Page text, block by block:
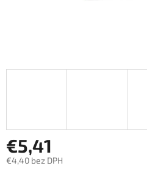
€5,41
€4,40 bez DPH